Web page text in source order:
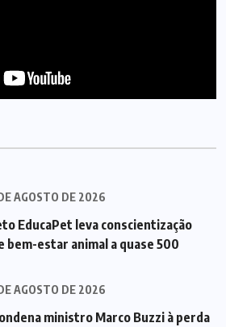
AGOSTO DE 2026
EducaPet leva conscientização
bem-estar animal a quase 500
AGOSTO DE 2026
ministro Marco Buzzi à perda